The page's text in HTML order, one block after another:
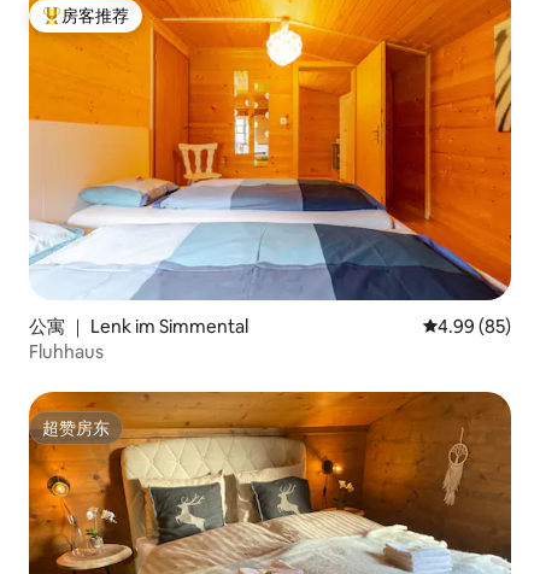
热门「房客推荐」
房客推荐
公寓 ｜ Lenk im Simmental 平均评分 4.99
4.99 (85)
Fluhhaus
超赞房东
超赞房东